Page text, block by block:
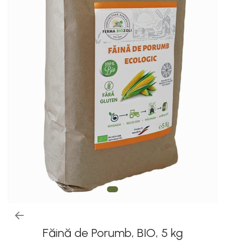
Făină de Porumb, BIO, 5 kg